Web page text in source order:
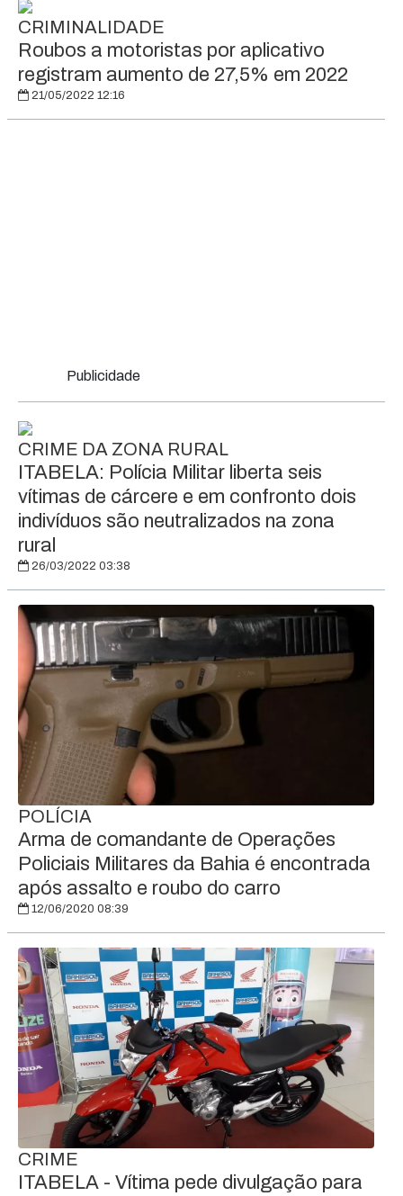
CRIMINALIDADE
Roubos a motoristas por aplicativo
registram aumento de 27,5% em 2022
21/05/2022 12:16
Publicidade
CRIME DA ZONA RURAL
ITABELA: Polícia Militar liberta seis
vítimas de cárcere e em confronto dois
indivíduos são neutralizados na zona
rural
26/03/2022 03:38
POLÍCIA
Arma de comandante de Operações
Policiais Militares da Bahia é encontrada
após assalto e roubo do carro
12/06/2020 08:39
CRIME
ITABELA - Vítima pede divulgação para